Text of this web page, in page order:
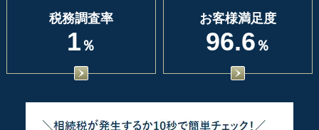
税務調査率
1 ％
お客様満足度
96.6 ％